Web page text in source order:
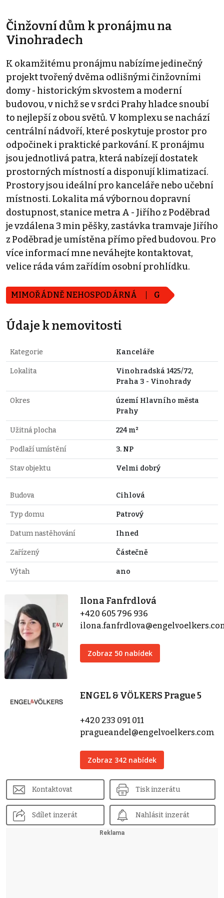
Činžovní dům k pronájmu na
Vinohradech
K okamžitému pronájmu nabízíme jedinečný
projekt tvořený dvěma odlišnými činžovními
domy - historickým skvostem a moderní
budovou, v nichž se v srdci Prahy hladce snoubí
to nejlepší z obou světů. V komplexu se nachází
centrální nádvoří, které poskytuje prostor pro
odpočinek i praktické parkování. K pronájmu
jsou jednotlivá patra, která nabízejí dostatek
prostorných místností a disponují klimatizací.
Prostory jsou ideální pro kanceláře nebo učební
místnosti. Lokalita má výbornou dopravní
dostupnost, stanice metra A - Jiřího z Poděbrad
je vzdálena 3 min pěšky, zastávka tramvaje Jiřího
z Poděbrad je umístěna přímo před budovou. Pro
více informací mne neváhejte kontaktovat,
velice ráda vám zařídím osobní prohlídku.
MIMOŘÁDNĚ NEHOSPODÁRNÁ G
Údaje k nemovitosti
Kategorie Kanceláře
Lokalita
Vinohradská 1425/72,
Praha 3 - Vinohrady
Okres
území Hlavního města
Prahy
Užitná plocha 224 m²
Podlaží umístění 3. NP
Stav objektu Velmi dobrý
Budova Cihlová
Typ domu Patrový
Datum nastěhování Ihned
Zařízený Částečně
Výtah ano
Ilona Fanfrdlová
+420 605 796 936
Zobraz 50 nabídek
ENGEL & VÖLKERS Prague 5
+420 233 091 011
pragueandel@engelvoelkers.com
Zobraz 342 nabídek
Kontaktovat Tisk inzerátu
Sdílet inzerát Nahlásit inzerát